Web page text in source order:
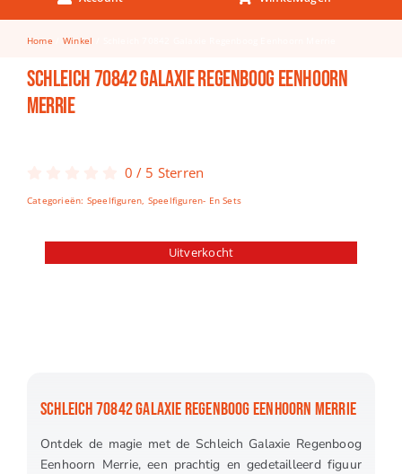
Keuken & Tafelen
Kinderfietsen
Knutselen
Puzzels
Home Winkel
Schleich 70842 Galaxie Regenboog Eenhoorn
Merrie
0 / 5 Sterren
Categorieën: Speelfiguren, Speelfiguren- En Sets
Uitverkocht
SCHLEICH 70842 GALAXIE REGENBOOG EENHOORN MERRIE
Ontdek de magie met de Schleich Galaxie Regenboog
Eenhoorn Merrie, een prachtig en gedetailleerd figuur